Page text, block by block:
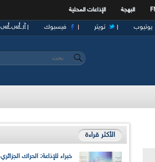
البهجة الإذاعات المحلية
آر أس أس فيسبوك تويتر يوتيوب
استمارة البحث
‏بحث ‏
الأكثر قراءة
خبراء للإذاعة: الحراك الجزائري